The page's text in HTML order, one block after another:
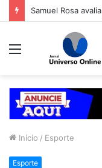
Menu
Início / Esporte
Esporte